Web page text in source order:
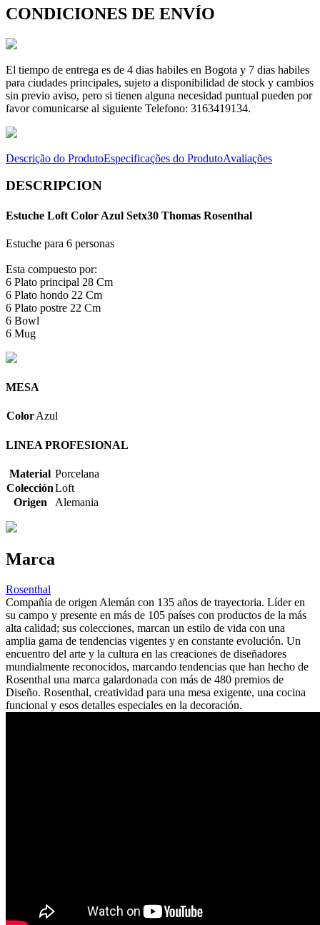
CONDICIONES DE ENVÍO
El tiempo de entrega es de 4 dias habiles en Bogota y 7 dias habiles
para ciudades principales, sujeto a disponibilidad de stock y cambios
sin previo aviso, pero si tienen alguna necesidad puntual pueden por
favor comunicarse al siguiente Telefono: 3163419134.
Descrição do ProdutoEspecificações do ProdutoAvaliações
DESCRIPCION
Estuche Loft Color Azul Setx30 Thomas Rosenthal
Estuche para 6 personas
Esta compuesto por:
6 Plato principal 28 Cm
6 Plato hondo 22 Cm
6 Plato postre 22 Cm
6 Bowl
6 Mug
MESA
ColorAzul
LINEA PROFESIONAL
Material Porcelana
ColecciónLoft
Origen
Alemania
Marca
Rosenthal
Compañía de origen Alemán con 135 años de trayectoria. Líder en
su campo y presente en más de 105 países con productos de la más
alta calidad; sus colecciones, marcan un estilo de vida con una
amplia gama de tendencias vigentes y en constante evolución. Un
encuentro del arte y la cultura en las creaciones de diseñadores
mundialmente reconocidos, marcando tendencias que han hecho de
Rosenthal una marca galardonada con más de 480 premios de
Diseño. Rosenthal, creatividad para una mesa exigente, una cocina
funcional y esos detalles especiales en la decoración.